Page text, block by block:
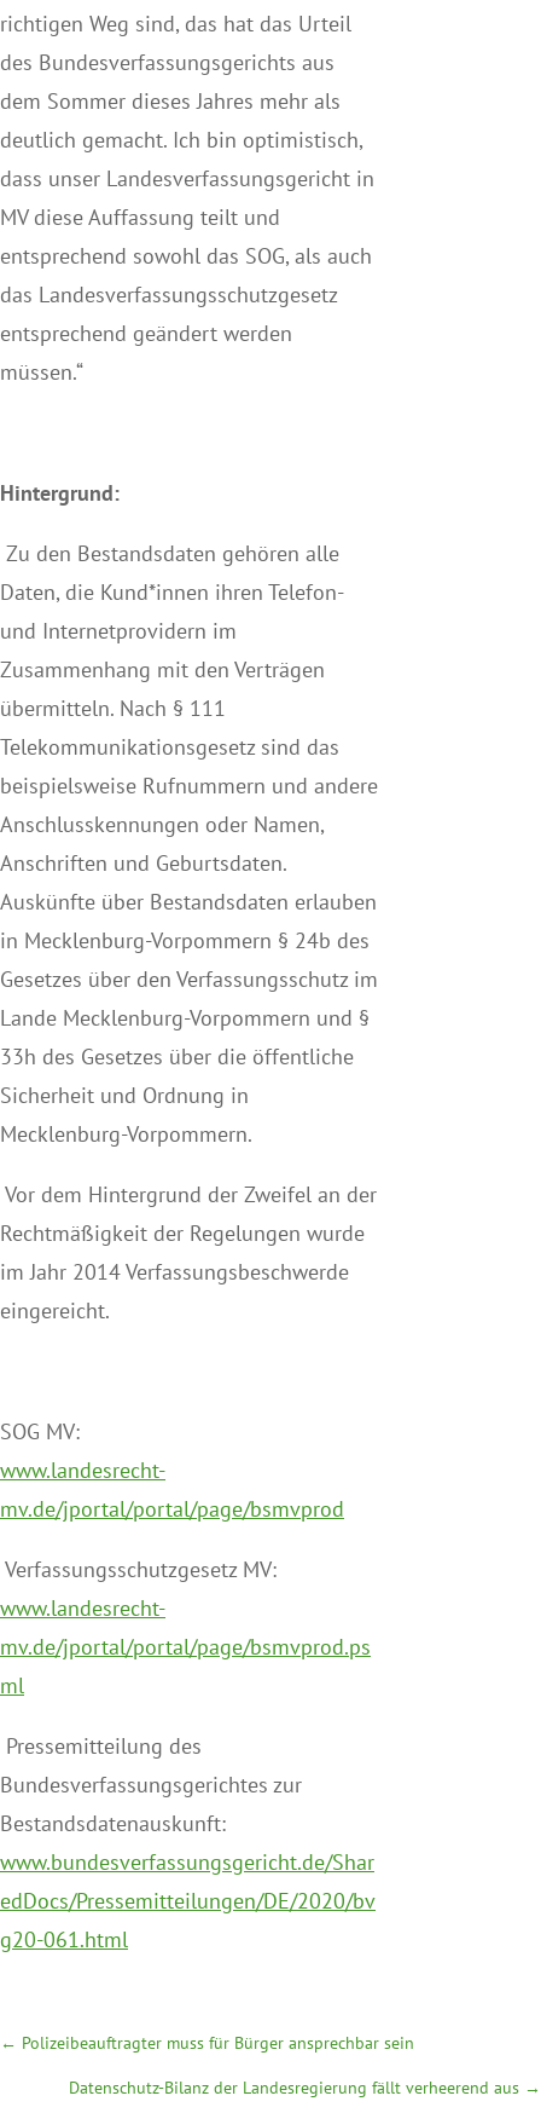
richtigen Weg sind, das hat das Urteil
des Bundesverfassungsgerichts aus
dem Sommer dieses Jahres mehr als
deutlich gemacht. Ich bin optimistisch,
dass unser Landesverfassungsgericht in
MV diese Auffassung teilt und
entsprechend sowohl das SOG, als auch
das Landesverfassungsschutzgesetz
entsprechend geändert werden
müssen.“
Hintergrund:
Zu den Bestandsdaten gehören alle
Daten, die Kund*innen ihren Telefon-
und Internetprovidern im
Zusammenhang mit den Verträgen
übermitteln. Nach § 111
Telekommunikationsgesetz sind das
beispielsweise Rufnummern und andere
Anschlusskennungen oder Namen,
Anschriften und Geburtsdaten.
Auskünfte über Bestandsdaten erlauben
in Mecklenburg-Vorpommern § 24b des
Gesetzes über den Verfassungsschutz im
Lande Mecklenburg-Vorpommern und §
33h des Gesetzes über die öffentliche
Sicherheit und Ordnung in
Mecklenburg-Vorpommern.
Vor dem Hintergrund der Zweifel an der
Rechtmäßigkeit der Regelungen wurde
im Jahr 2014 Verfassungsbeschwerde
eingereicht.
SOG MV:
www.landesrecht-
mv.de/jportal/portal/page/bsmvprod
Verfassungsschutzgesetz MV:
www.landesrecht-
mv.de/jportal/portal/page/bsmvprod.ps
ml
Pressemitteilung des
Bundesverfassungsgerichtes zur
Bestandsdatenauskunft:
www.bundesverfassungsgericht.de/Shar
edDocs/Pressemitteilungen/DE/2020/bv
g20-061.html
← Polizeibeauftragter muss für Bürger ansprechbar sein
Datenschutz-Bilanz der Landesregierung fällt verheerend aus →